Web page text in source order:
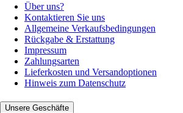
Über uns?
Kontaktieren Sie uns
Allgemeine Verkaufsbedingungen
Rückgabe & Erstattung
Impressum
Zahlungsarten
Lieferkosten und Versandoptionen
Hinweis zum Datenschutz
Unsere Geschäfte